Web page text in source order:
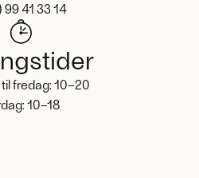
99 41 33 14
fredag: 10–20
10–18